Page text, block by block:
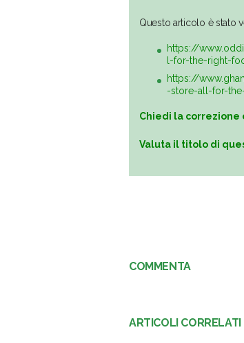
Questo articolo è stato
https://
l-for-the-right-
https://
-store-all-for-
Chiedi la
Valuta il titolo di
COMMENTA
ARTICOLI CORRELATI